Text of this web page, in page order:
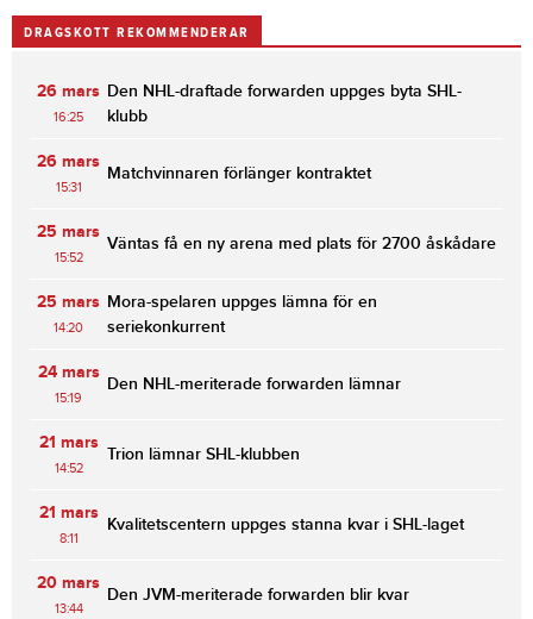
DRAGSKOTT REKOMMENDERAR
26 mars
16:25
Den NHL-draftade forwarden uppges byta SHL-
klubb
26 mars
15:31
Matchvinnaren förlänger kontraktet
25 mars
15:52
Väntas få en ny arena med plats för 2700 åskådare
25 mars
14:20
Mora-spelaren uppges lämna för en
seriekonkurrent
24 mars
15:19
Den NHL-meriterade forwarden lämnar
21 mars
14:52
Trion lämnar SHL-klubben
21 mars
8:11
Kvalitetscentern uppges stanna kvar i SHL-laget
20 mars
13:44
Den JVM-meriterade forwarden blir kvar